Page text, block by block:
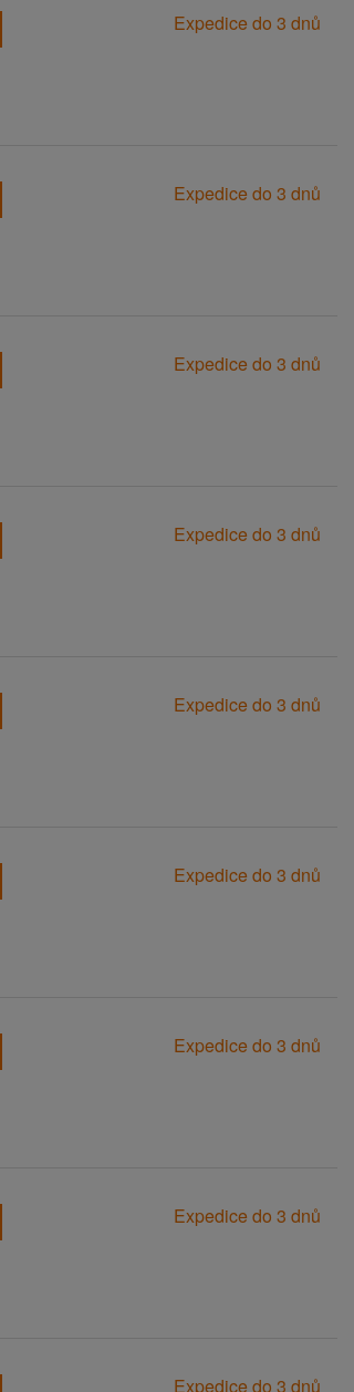
Expedice do 3 dnů
Expedice do 3 dnů
Expedice do 3 dnů
Expedice do 3 dnů
Expedice do 3 dnů
Expedice do 3 dnů
Expedice do 3 dnů
Expedice do 3 dnů
Expedice do 3 dnů